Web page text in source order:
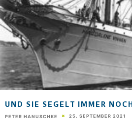
UND SIE SEGELT IMMER NOCH
PETER HANUSCHKE 25. SEPTEMBER 2021